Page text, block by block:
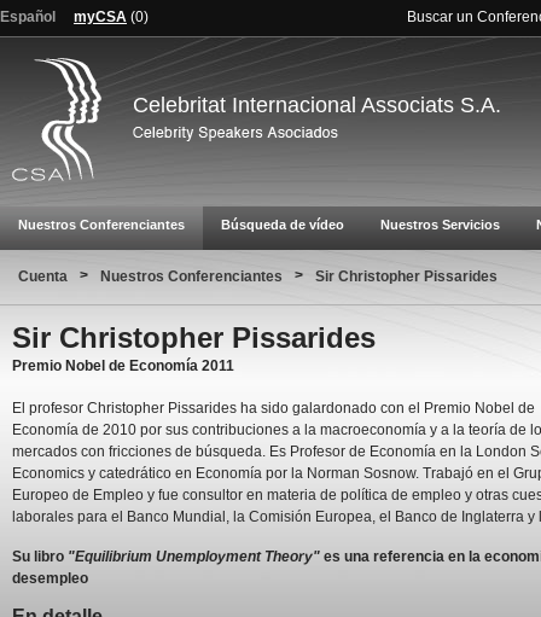
Español myCSA (0) Buscar un
Celebritat Internacional Associats S.A.
Nuestros Conferenciantes Búsqueda de vídeo Nuestros Servicios
Cuenta > Nuestros Conferenciantes > Sir Christopher Pissarides
Sir Christopher Pissarides
Premio Nobel de Economía 2011
El profesor Christopher Pissarides ha sido galardonado con el Premio Nobel de
Economía de 2010 por sus contribuciones a la macroeconomía y a la teoría de
mercados con fricciones de búsqueda. Es Profesor de Economía en la London
Economics y catedrático en Economía por la Norman Sosnow. Trabajó en el
Europeo de Empleo y fue consultor en materia de política de empleo y otras
laborales para el Banco Mundial, la Comisión Europea, el Banco de Inglaterra y
Su libro "Equilibrium Unemployment Theory" es una referencia en la
desempleo